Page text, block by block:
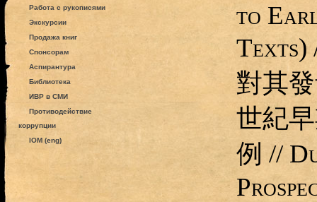
Работа с рукописями
Экскурсии
Продажа книг
Спонсорам
Аспирантура
Библиотека
ИВР в СМИ
Противодействие
коррупции
IOM (eng)
to
Texts)
對其
世紀
例 //